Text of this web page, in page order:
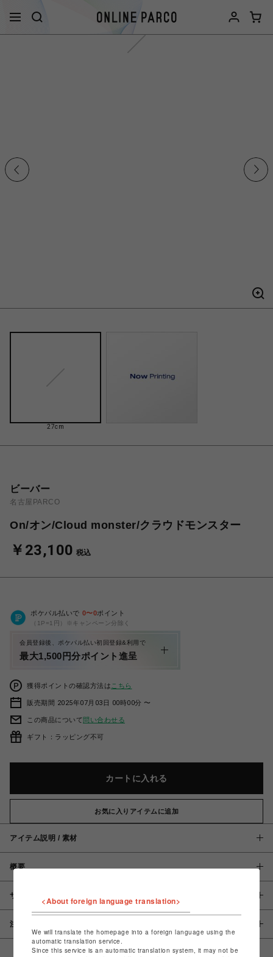
27cm
ビーバー
名古屋PARCO
On/オン/Cloud monster/クラウドモンスター
￥23,100 税込
ポケパル払いで 0〜0ポイント
（1P=1円）※キャンペーン分除く
会員登録後、ポケパル払い初回登録&利用で
最大1,500円分ポイント進呈
獲得ポイントの確認方法は こちら
販売期間 2025年07月03日 00時00分 〜
この商品について問い合わせる
ギフト：ラッピング不可
カートに入れる
お気に入りアイテムに追加
アイテム説明 / 素材
概要
サイズ
注意事項
<About foreign language translation>
We will translate the homepage into a foreign language using the
automatic translation service.
Since this service is an automatic translation system, it may not be